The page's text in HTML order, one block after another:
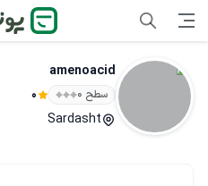
amenoacid
سطح ۰ 0
Sardasht